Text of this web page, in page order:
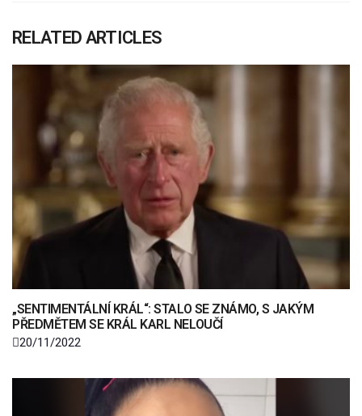
RELATED ARTICLES
„SENTIMENTÁLNÍ KRÁL“: STALO SE ZNÁMO, S JAKÝM
PŘEDMĚTEM SE KRÁL KARL NELOUČÍ
20/11/2022